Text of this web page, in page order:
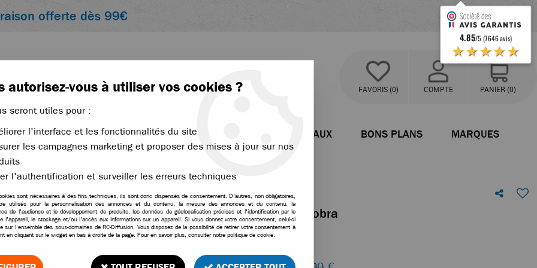
offerte dès 99€
FAVORIS (0) COMPTE PANIER (0)
ACCESSOIRES ÉLECTRONIQUE BATEAUX BONS PLANS MARQUES
bouchon amortisseur cobra
Fixation bouchon amortisseur cobra
Soyez le premier à donner votre avis !
7,95 €TTC
autorisez-vous à utiliser vos cookies ?
seront utiles pour :
l'interface et les fonctionnalités du site
les campagnes marketing et proposer des mises à jour sur nos
l'authentification et surveiller les erreurs techniques
sont nécessaires à des fins techniques, ils sont donc dispensés de consentement. D'autres, non obligatoires,
utilisés pour la personnalisation des annonces et du contenu, la mesure des annonces et du contenu, la
de l'audience et le développement de produits, les données de géolocalisation précises et l'identification par le
l'appareil, le stockage et/ou l'accès aux informations sur un appareil. Si vous donnez votre consentement, celui-ci
sur l’ensemble des sous-domaines de RC-Diffusion. Vous disposez de la possibilité de retirer votre consentement à
en cliquant sur le widget en bas à droite de la page. Pour en savoir plus, consulter notre politique de cookie.
4.85/5 (7646 avis)
★★★★★